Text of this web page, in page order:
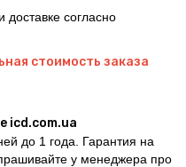
доставке согласно
стоимость заказа
icd.com.ua
до 1 года. Гарантия на
у менеджера про